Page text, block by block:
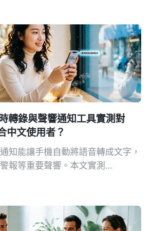
轉錄與聲響通知工具實測對
中文使用者？
知能讓手機自動將語音轉成文字，
報等重要聲響。本文實測
合的選擇。